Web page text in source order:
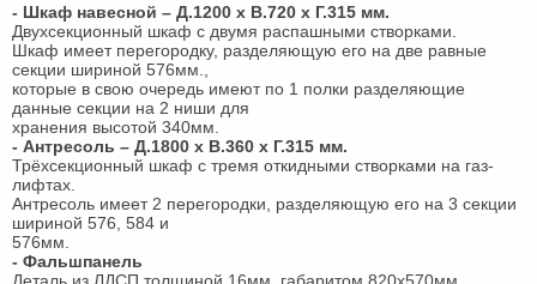
- Шкаф навесной – Д.1200 х В.720 х Г.315 мм.
Двухсекционный шкаф с двумя распашными створками.
Шкаф имеет перегородку, разделяющую его на две равные
секции шириной 576мм.,
которые в свою очередь имеют по 1 полки разделяющие
данные секции на 2 ниши для
хранения высотой 340мм.
- Антресоль – Д.1800 х В.360 х Г.315 мм.
Трёхсекционный шкаф с тремя откидными створками на газ-
лифтах.
Антресоль имеет 2 перегородки, разделяющую его на 3 секции
шириной 576, 584 и
576мм.
- Фальшпанель